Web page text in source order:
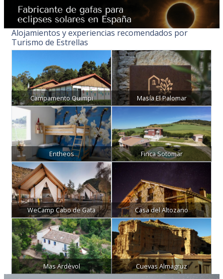
Alojamientos y experiencias recomendados por
Turismo de Estrellas
Campamento Quimpi Masía El Palomar
Entheos Finca Sotomar
WeCamp Cabo de Gata Casa del Altozano
Mas Ardèvol Cuevas Almagruz